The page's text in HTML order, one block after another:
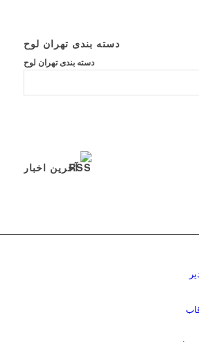
دسته بندی تهران لوح
دسته بندی تهران لوح
آخرین اخبار